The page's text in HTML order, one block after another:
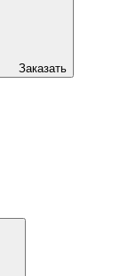
Заказать